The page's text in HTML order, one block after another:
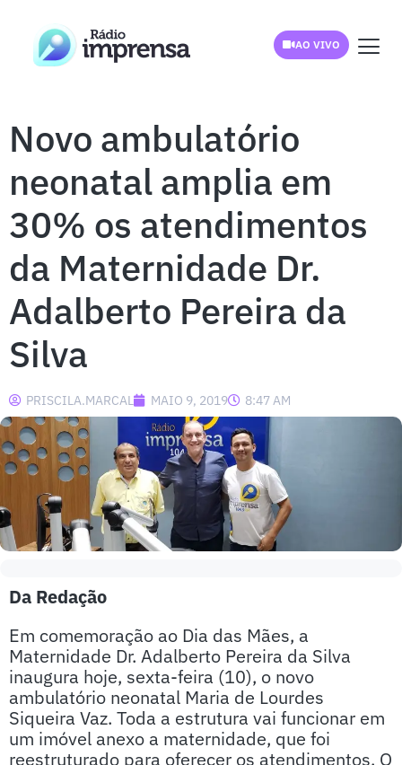
AO VIVO
Novo ambulatório
neonatal amplia em
30% os atendimentos
da Maternidade Dr.
Adalberto Pereira da
Silva
PRISCILA.MARCAL MAIO 9, 2019 8:47 AM
Da Redação
Em comemoração ao Dia das Mães, a
Maternidade Dr. Adalberto Pereira da Silva
inaugura hoje, sexta-feira (10), o novo
ambulatório neonatal Maria de Lourdes
Siqueira Vaz. Toda a estrutura vai funcionar em
um imóvel anexo a maternidade, que foi
reestruturado para oferecer os atendimentos. O